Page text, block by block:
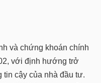
và chứng khoán chính
với định hướng trở
cậy của nhà đầu tư.